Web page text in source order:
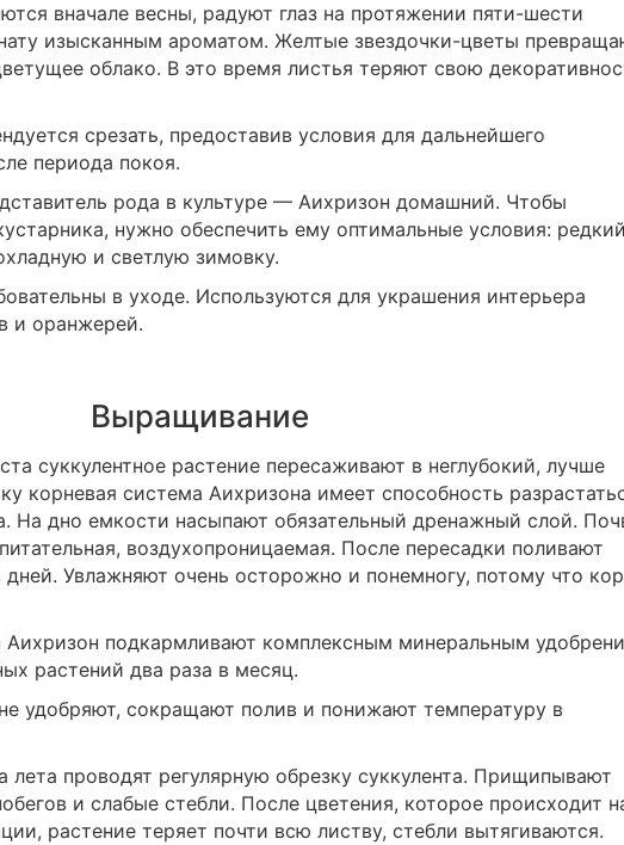
вначале весны, радуют глаз на протяжении пяти-шести
изысканным ароматом. Желтые звездочки-цветы
облако. В это время листья теряют свою
срезать, предоставив условия для дальнейшего
периода покоя.
рода в культуре — Аихризон домашний. Чтобы
нужно обеспечить ему оптимальные условия:
и светлую зимовку.
в уходе. Используются для украшения интерьера
и оранжерей.
Выращивание
суккулентное растение пересаживают в неглубокий, лучше
корневая система Аихризона имеет способность
На дно емкости насыпают обязательный дренажный слой.
воздухопроницаемая. После пересадки поливают
дней. Увлажняют очень осторожно и понемногу, потому что
Аихризон подкармливают комплексным минеральным
растений два раза в месяц.
удобряют, сокращают полив и понижают температуру в
лета проводят регулярную обрезку суккулента. Прищипывают
и слабые стебли. После цветения, которое происходит
растение теряет почти всю листву, стебли вытягиваются.